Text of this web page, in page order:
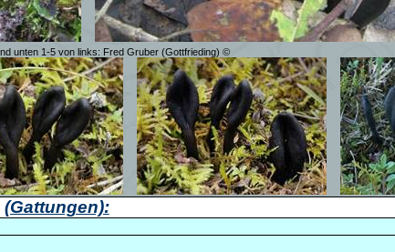
unten 1-5 von links: Fred Gruber (Gottfrieding) ©
(Gattungen):